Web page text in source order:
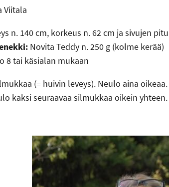
Viitala
n. 140 cm, korkeus n. 62 cm ja sivujen
Novita Teddy n. 250 g (kolme kerää)
8 tai käsialan mukaan
(= huivin leveys). Neulo aina
kaksi seuraavaa silmukkaa oikein